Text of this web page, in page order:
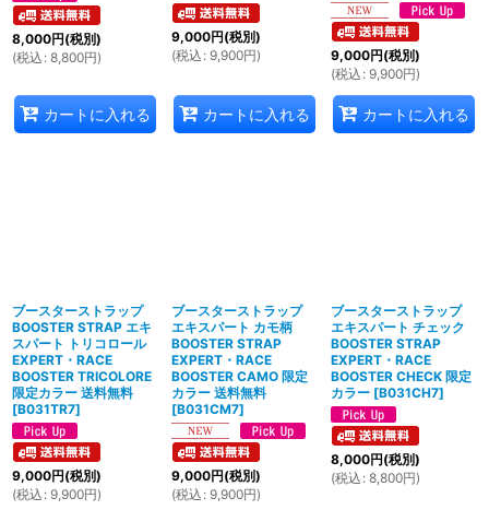
8,000円(税別)
(税込 : 8,800円)
カートに入れる
9,000円(税別)
(税込 : 9,900円)
カートに入れる
9,000円(税別)
(税込 : 9,900円)
カートに入れる
ブースターストラップ
BOOSTER STRAP エキ
スパート トリコロール
EXPERT・RACE
BOOSTER TRICOLORE
限定カラー 送料無料
[B031TR7]
9,000円(税別)
(税込 : 9,900円)
ブースターストラップ
エキスパート カモ柄
BOOSTER STRAP
EXPERT・RACE
BOOSTER CAMO 限定
カラー 送料無料
[B031CM7]
9,000円(税別)
(税込 : 9,900円)
ブースターストラップ
エキスパート チェック
BOOSTER STRAP
EXPERT・RACE
BOOSTER CHECK 限定
カラー [B031CH7]
8,000円(税別)
(税込 : 8,800円)